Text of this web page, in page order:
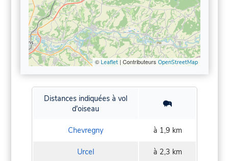
© Leaflet| Contributeurs OpenStreetMap
Distances indiquées à vol
d'oiseau
Chevregny à 1,9 km
Urcel à 2,3 km